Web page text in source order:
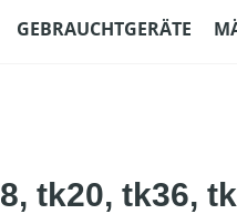
GEBRAUCHTGERÄTE
tk20, tk36,